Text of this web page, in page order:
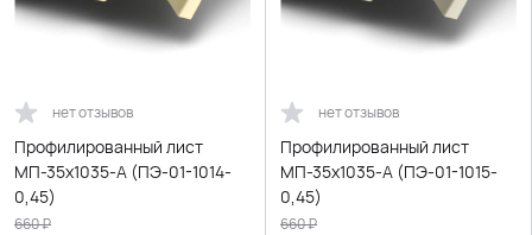
нет отзывов
Профилированный лист
МП-35х1035-A (ПЭ-01-1014-
0,45)
660₽
нет отзывов
Профилированный лист
МП-35х1035-A (ПЭ-01-1015-
0,45)
660₽